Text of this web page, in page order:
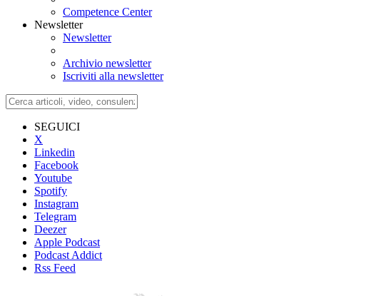
Competence Center
Newsletter
Newsletter
Archivio newsletter
Iscriviti alla newsletter
SEGUICI
X
Linkedin
Facebook
Youtube
Spotify
Instagram
Telegram
Deezer
Apple Podcast
Podcast Addict
Rss Feed